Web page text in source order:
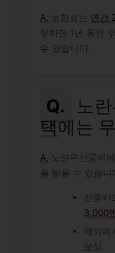
A. 보험료는 연간
부하면 1년 동안
수 있습니다.
Q. 노
택에는
A. 노란우산공제
을 받을 수 있습니
신용카
3,000
해외에
보상